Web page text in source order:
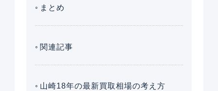
まとめ
関連記事
山崎18年の最新買取相場の考え方